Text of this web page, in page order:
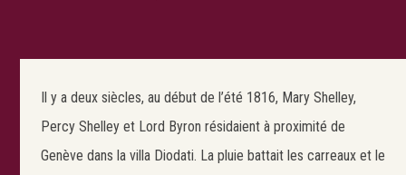
Il y a deux siècles, au début de l’été 1816, Mary Shelley,
Percy Shelley et Lord Byron résidaient à proximité de
Genève dans la villa Diodati. La pluie battait les carreaux et le